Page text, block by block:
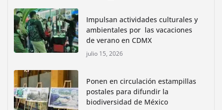
Impulsan actividades culturales y
ambientales por las vacaciones
de verano en CDMX
julio 15, 2026
Ponen en circulación estampillas
postales para difundir la
biodiversidad de México